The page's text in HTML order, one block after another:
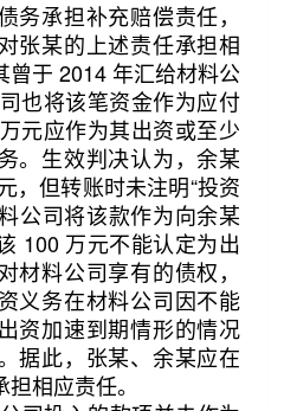
务承担补充赔偿责任，
张某的上述责任承担相
曾于 2014 年汇给材料公
也将该笔资金作为应付
元应作为其出资或至少
。生效判决认为，余某
，但转账时未注明“投资
公司将该款作为向余某
100 万元不能认定为出
材料公司享有的债权，
义务在材料公司因不能
资加速到期情形的情况
据此，张某、余某应在
相应责任。